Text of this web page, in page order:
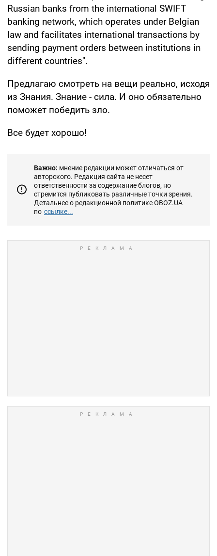
Russian banks from the international SWIFT
banking network, which operates under Belgian
law and facilitates international transactions by
sending payment orders between institutions in
different countries".
Предлагаю смотреть на вещи реально, исходя
из Знания. Знание - сила. И оно обязательно
поможет победить зло.
Все будет хорошо!
Важно: мнение редакции может отличаться от
авторского. Редакция сайта не несет
ответственности за содержание блогов, но
стремится публиковать различные точки зрения.
Детальнее о редакционной политике OBOZ.UA
по ссылке...